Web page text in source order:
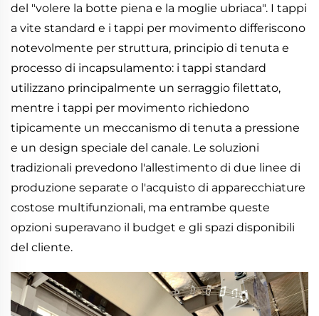
del "volere la botte piena e la moglie ubriaca". I tappi
a vite standard e i tappi per movimento differiscono
notevolmente per struttura, principio di tenuta e
processo di incapsulamento: i tappi standard
utilizzano principalmente un serraggio filettato,
mentre i tappi per movimento richiedono
tipicamente un meccanismo di tenuta a pressione
e un design speciale del canale. Le soluzioni
tradizionali prevedono l'allestimento di due linee di
produzione separate o l'acquisto di apparecchiature
costose multifunzionali, ma entrambe queste
opzioni superavano il budget e gli spazi disponibili
del cliente.